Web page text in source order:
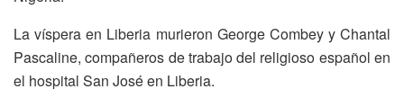
La víspera en Liberia murieron George Combey y Chantal
Pascaline, compañeros de trabajo del religioso español en
el hospital San José en Liberia.